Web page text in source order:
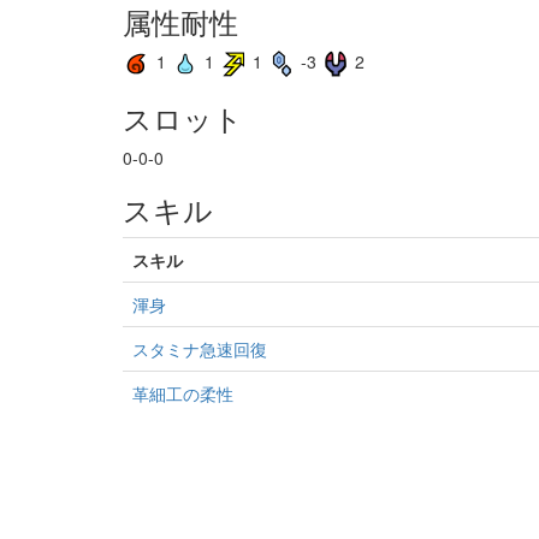
属性耐性
1 1 1 -3 2
スロット
0-0-0
スキル
スキル
渾身
スタミナ急速回復
革細工の柔性